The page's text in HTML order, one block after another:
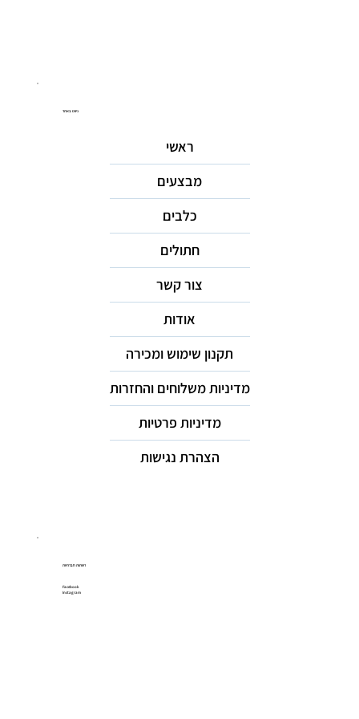
ניווט באתר
ראשי
מבצעים
כלבים
חתולים
צור קשר
אודות
תקנון שימוש ומכירה
מדיניות משלוחים והחזרות
מדיניות פרטיות
הצהרת נגישות
רשתות חברתיות
Facebook
Instagram